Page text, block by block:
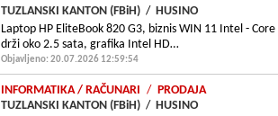
TUZLANSKI KANTON (FBiH) / HUSINO
Laptop HP EliteBook 820 G3, biznis WIN 11 Intel -
drži oko 2.5 sata, grafika Intel HD…
Objavljeno: 20.07.2026 12:59:54
INFORMATIKA/ RAČUNARI / PRODAJA
TUZLANSKI KANTON (FBiH) / HUSINO